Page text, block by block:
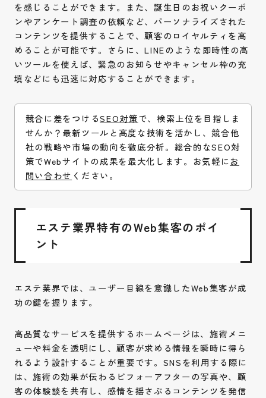
を感じることができます。また、誕生日のお祝いクーポ
ンやアンケート調査の依頼など、パーソナライズされた
コンテンツを提供することで、顧客のロイヤルティを高
めることが可能です。さらに、LINEのような即時性の高
いツールを使えば、緊急のお知らせやキャンセル枠の充
填などにも迅速に対応することができます。
競合に差をつけるSEO対策で、検索上位を目指しま
せんか？最新ツールと高度な技術を活かし、競合他
社の戦略や市場の動向を徹底分析。総合的なSEO対
策でWebサイトの成果を最大化します。お気軽にお
問い合わせ ください。
エステ業界特有のWeb集客のポイ
ント
エステ業界では、ユーザー目線を意識したWeb集客が成
功の鍵を握ります。
高品質なサービスを提供するホームページは、施術メニ
ューや料金を透明にし、顧客が求める情報を瞬時に得ら
れるよう設計することが重要です。SNSを利用する際に
は、施術の効果が伝わるビフォーアフターの写真や、顧
客の体験談を共有し、感情を揺さぶるコンテンツを発信